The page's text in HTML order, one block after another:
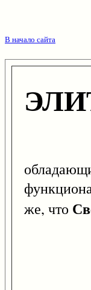
В начало сайта
- 1)
же, что